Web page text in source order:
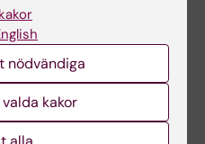
till
från
m.m.
samt nivån på
nödvändiga
kakor